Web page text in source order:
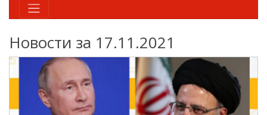
Новости за 17.11.2021